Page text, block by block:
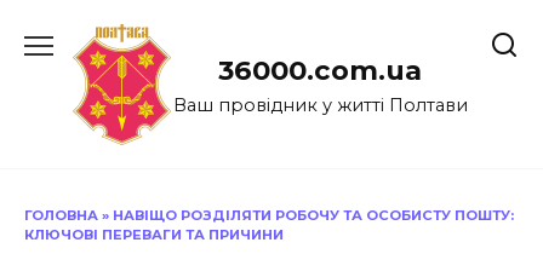
до
36000.com.ua
Ваш провідник у житті Полтави
ГОЛОВНА » НАВІЩО РОЗДІЛЯТИ РОБОЧУ ТА ОСОБИСТУ ПОШТУ:
КЛЮЧОВІ ПЕРЕВАГИ ТА ПРИЧИНИ